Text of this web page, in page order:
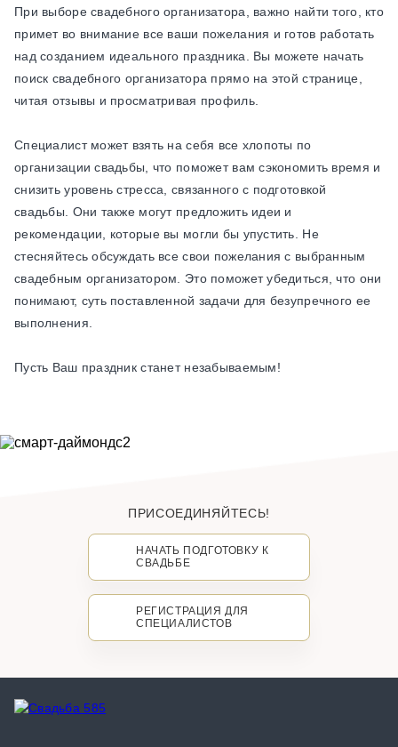
При выборе свадебного организатора, важно найти того, кто
примет во внимание все ваши пожелания и готов работать
над созданием идеального праздника. Вы можете начать
поиск свадебного организатора прямо на этой странице,
читая отзывы и просматривая профиль.
Специалист может взять на себя все хлопоты по
организации свадьбы, что поможет вам сэкономить время и
снизить уровень стресса, связанного с подготовкой
свадьбы. Они также могут предложить идеи и
рекомендации, которые вы могли бы упустить. Не
стесняйтесь обсуждать все свои пожелания с выбранным
свадебным организатором. Это поможет убедиться, что они
понимают, суть поставленной задачи для безупречного ее
выполнения.
Пусть Ваш праздник станет незабываемым!
ПРИСОЕДИНЯЙТЕСЬ!
НАЧАТЬ ПОДГОТОВКУ К
СВАДЬБЕ
РЕГИСТРАЦИЯ ДЛЯ
СПЕЦИАЛИСТОВ